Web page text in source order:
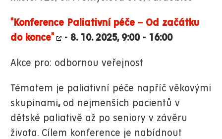
"Konference Paliativní péče – Od začátku
do konce"
- 8. 10. 2025, 9:00 - 16:00
Akce pro: odbornou veřejnost
Tématem je paliativní péče napříč věkovými
skupinami,od nejmenších pacientů v
dětské paliativě až po seniory v závěru
života. Cílem konference je nabídnout